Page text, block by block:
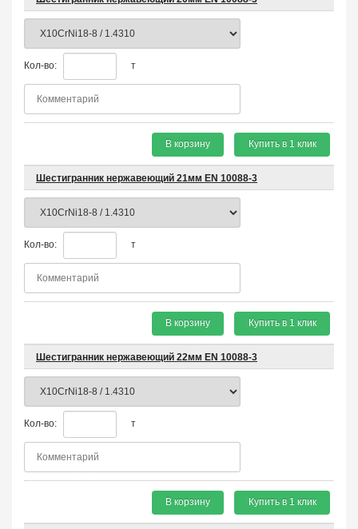
Кол-во: т
В корзину Купить в 1 клик
Шестигранник нержавеющий 21мм EN 10088-3
Кол-во: т
В корзину Купить в 1 клик
Шестигранник нержавеющий 22мм EN 10088-3
Кол-во: т
В корзину Купить в 1 клик